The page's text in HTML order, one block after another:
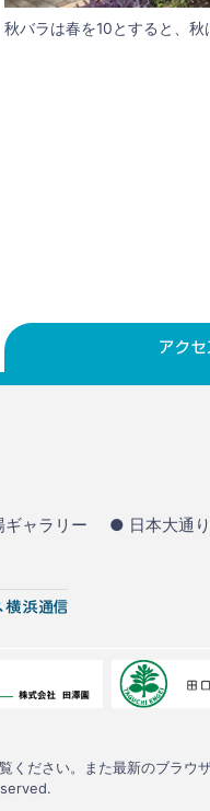
秋バラは春を10とすると、秋
ャラリー ● 日本大通
ください。また最新のブラウ